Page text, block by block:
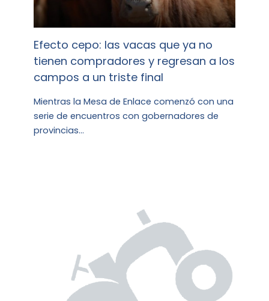
Efecto cepo: las vacas que ya no
tienen compradores y regresan a los
campos a un triste final
Mientras la Mesa de Enlace comenzó con una
serie de encuentros con gobernadores de
provincias…